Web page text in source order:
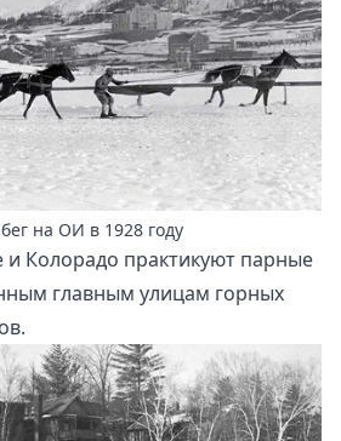
на ОИ в 1928 году
и Колорадо практикуют парные
главным улицам горных